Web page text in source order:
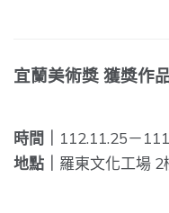
宜蘭美術獎 獲獎作
時間｜ 112.11.25－
地點｜ 羅東文化工場 2